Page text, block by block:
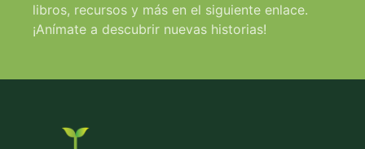
libros, recursos y más en el siguiente enlace.
¡Anímate a descubrir nuevas historias!